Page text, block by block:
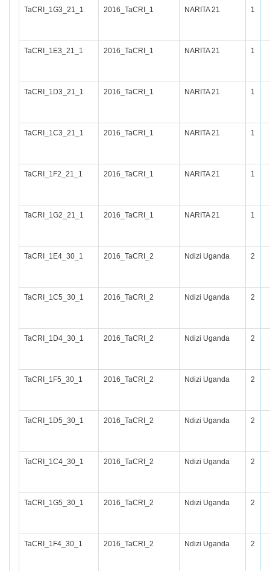
TaCRI_1G3_21_1 2016_TaCRI_1 NARITA 21 1
TaCRI_1E3_21_1 2016_TaCRI_1 NARITA 21 1
TaCRI_1D3_21_1 2016_TaCRI_1 NARITA 21 1
TaCRI_1C3_21_1 2016_TaCRI_1 NARITA 21 1
TaCRI_1F2_21_1 2016_TaCRI_1 NARITA 21 1
TaCRI_1G2_21_1 2016_TaCRI_1 NARITA 21 1
TaCRI_1E4_30_1 2016_TaCRI_2 Ndizi Uganda 2
TaCRI_1C5_30_1 2016_TaCRI_2 Ndizi Uganda 2
TaCRI_1D4_30_1 2016_TaCRI_2 Ndizi Uganda 2
TaCRI_1F5_30_1 2016_TaCRI_2 Ndizi Uganda 2
TaCRI_1D5_30_1 2016_TaCRI_2 Ndizi Uganda 2
TaCRI_1C4_30_1 2016_TaCRI_2 Ndizi Uganda 2
TaCRI_1G5_30_1 2016_TaCRI_2 Ndizi Uganda 2
TaCRI_1F4_30_1 2016_TaCRI_2 Ndizi Uganda 2